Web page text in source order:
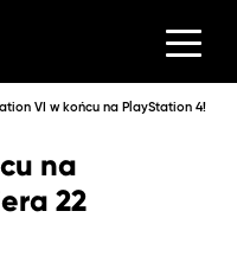
VI w końcu na PlayStation 4!
na
22